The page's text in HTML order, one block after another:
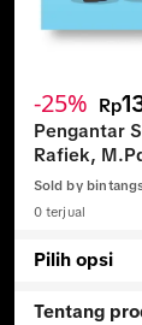
-25% Rp
Pengantar
Rafiek,
Sold by
0 terjual
Pilih opsi
Tentang